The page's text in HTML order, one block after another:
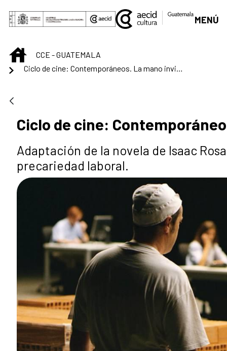
Saltar al contenido principal
MENÚ
INICIOCCE - GUATEMALA
Ciclo de cine:
Adaptación de la novela de Isaac
precariedad laboral.